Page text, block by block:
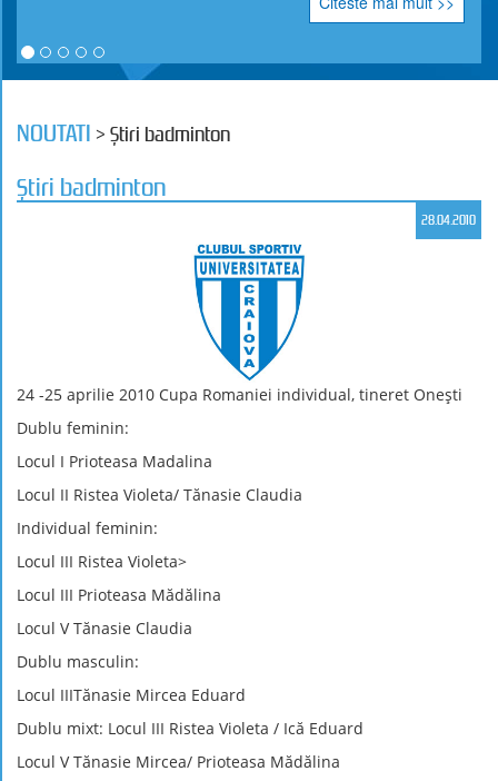
NOUTATI > Ştiri badminton
Ştiri badminton
28.04.2010
24 -25 aprilie 2010 Cupa Romaniei individual, tineret Oneşti
Dublu feminin:
Locul I Prioteasa Madalina
Locul II Ristea Violeta/ Tănasie Claudia
Individual feminin:
Locul III Ristea Violeta>
Locul III Prioteasa Mădălina
Locul V Tănasie Claudia
Dublu masculin:
Locul IIITănasie Mircea Eduard
Dublu mixt: Locul III Ristea Violeta / Ică Eduard
Locul V Tănasie Mircea/ Prioteasa Mădălina